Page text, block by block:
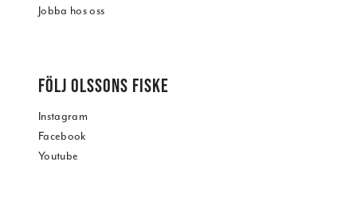
Jobba hos oss
FÖLJ OLSSONS FISKE
Instagram
Facebook
Youtube